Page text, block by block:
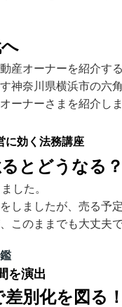
産オーナーを紹介する
神奈川県横浜市の六
ーナーさまを紹介しま
効く法務講座
とどうなる？
した。
しましたが、売る予
このままでも大丈夫
を演出
別化を図る！